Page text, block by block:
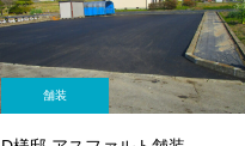
舗装